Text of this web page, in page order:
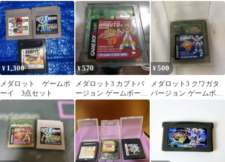
カセット 4点セット
ロット ジャンク品
¥ 1,300
メダロット ゲームボ
ーイ 3点セット
¥570
メダロット3 カブトバ
ージョン ゲームボーイ
カラー専用
¥500
メダロット3 クワガタ
バージョン ゲームボー